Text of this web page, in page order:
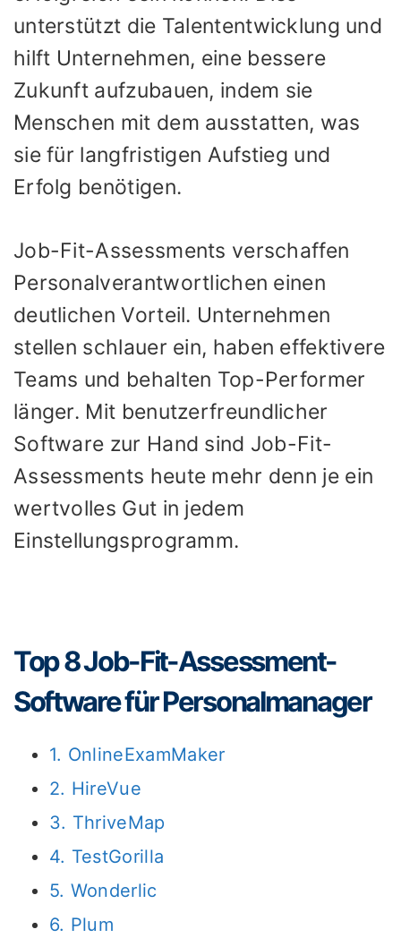
unterstützt die Talententwicklung und
hilft Unternehmen, eine bessere
Zukunft aufzubauen, indem sie
Menschen mit dem ausstatten, was
sie für langfristigen Aufstieg und
Erfolg benötigen.
Job-Fit-Assessments verschaffen
Personalverantwortlichen einen
deutlichen Vorteil. Unternehmen
stellen schlauer ein, haben effektivere
Teams und behalten Top-Performer
länger. Mit benutzerfreundlicher
Software zur Hand sind Job-Fit-
Assessments heute mehr denn je ein
wertvolles Gut in jedem
Einstellungsprogramm.
Top 8 Job-Fit-Assessment-
Software für Personalmanager
1. OnlineExamMaker
2. HireVue
3. ThriveMap
4. TestGorilla
5. Wonderlic
6. Plum